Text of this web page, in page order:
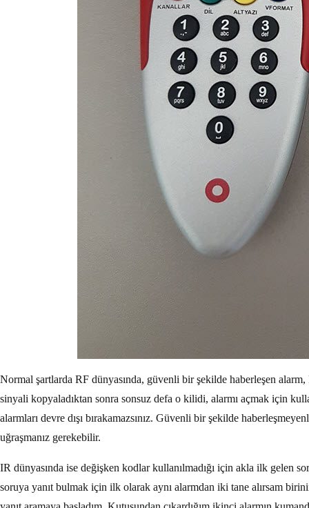
Normal şartlarda RF dünyasında, güvenli bir şekilde haberleşen
sinyali kopyaladıktan sonra sonsuz defa o kilidi, alarmı açmak için
alarmları devre dışı bırakamazsınız. Güvenli bir şekilde
uğraşmanız gerekebilir.
IR dünyasında ise değişken kodlar kullanılmadığı için akla ilk gelen
soruya yanıt bulmak için ilk olarak aynı alarmdan iki tane alırsam